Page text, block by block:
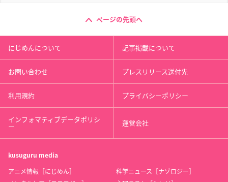
ページの先頭へ
にじめんについて 記事掲載について
お問い合わせ プレスリリース送付先
利用規約 プライバシーポリシー
インフォマティブデータポリシ
ー 運営会社
kusuguru media
アニメ情報［にじめん］
科学ニュース［ナゾロジー］